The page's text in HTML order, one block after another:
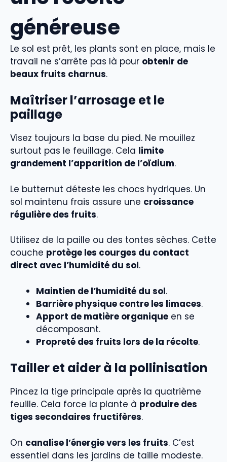
généreuse
Le sol est prêt, les plants sont en place, mais le
travail ne s’arrête pas là pour obtenir de
beaux fruits charnus.
Maîtriser l’arrosage et le
paillage
Visez toujours la base du pied. Ne mouillez
surtout pas le feuillage. Cela limite
grandement l’apparition de l’oïdium.
Le butternut déteste les chocs hydriques. Un
sol maintenu frais assure une croissance
régulière des fruits.
Utilisez de la paille ou des tontes sèches. Cette
couche protège les courges du contact
direct avec l’humidité du sol.
Maintien de l’humidité du sol.
Barrière physique contre les limaces.
Apport de matière organique en se
décomposant.
Propreté des fruits lors de la récolte.
Tailler et aider à la pollinisation
Pincez la tige principale après la quatrième
feuille. Cela force la plante à produire des
tiges secondaires fructifères.
On canalise l’énergie vers les fruits. C’est
essentiel dans les jardins de taille modeste.